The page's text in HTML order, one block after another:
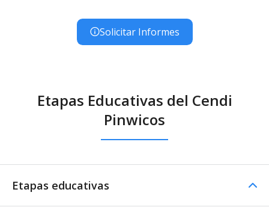
Solicitar Informes
Etapas Educativas del Cendi
Pinwicos
Etapas educativas